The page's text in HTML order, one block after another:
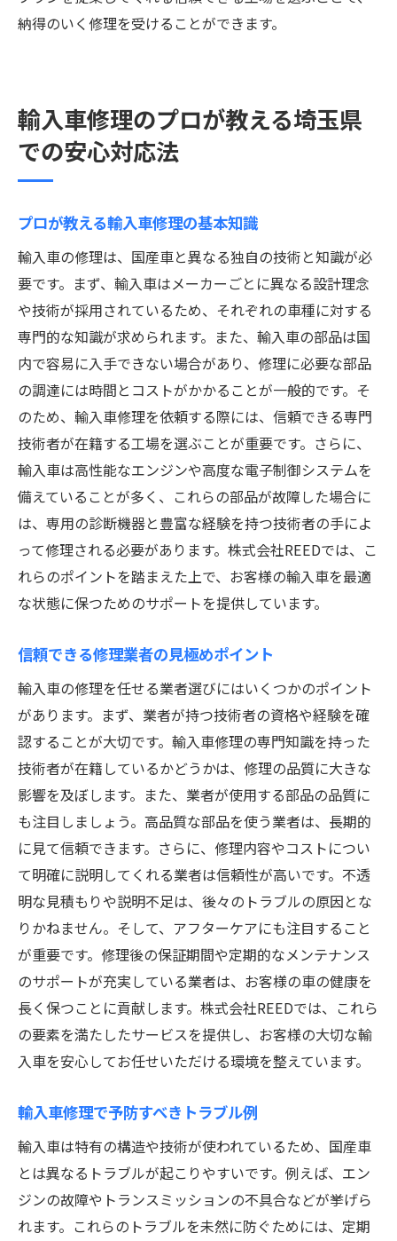
納得のいく修理を受けることができます。
輸入車修理のプロが教える埼玉県
での安心対応法
プロが教える輸入車修理の基本知識
輸入車の修理は、国産車と異なる独自の技術と知識が必
要です。まず、輸入車はメーカーごとに異なる設計理念
や技術が採用されているため、それぞれの車種に対する
専門的な知識が求められます。また、輸入車の部品は国
内で容易に入手できない場合があり、修理に必要な部品
の調達には時間とコストがかかることが一般的です。そ
のため、輸入車修理を依頼する際には、信頼できる専門
技術者が在籍する工場を選ぶことが重要です。さらに、
輸入車は高性能なエンジンや高度な電子制御システムを
備えていることが多く、これらの部品が故障した場合に
は、専用の診断機器と豊富な経験を持つ技術者の手によ
って修理される必要があります。株式会社REEDでは、こ
れらのポイントを踏まえた上で、お客様の輸入車を最適
な状態に保つためのサポートを提供しています。
信頼できる修理業者の見極めポイント
輸入車の修理を任せる業者選びにはいくつかのポイント
があります。まず、業者が持つ技術者の資格や経験を確
認することが大切です。輸入車修理の専門知識を持った
技術者が在籍しているかどうかは、修理の品質に大きな
影響を及ぼします。また、業者が使用する部品の品質に
も注目しましょう。高品質な部品を使う業者は、長期的
に見て信頼できます。さらに、修理内容やコストについ
て明確に説明してくれる業者は信頼性が高いです。不透
明な見積もりや説明不足は、後々のトラブルの原因とな
りかねません。そして、アフターケアにも注目すること
が重要です。修理後の保証期間や定期的なメンテナンス
のサポートが充実している業者は、お客様の車の健康を
長く保つことに貢献します。株式会社REEDでは、これら
の要素を満たしたサービスを提供し、お客様の大切な輸
入車を安心してお任せいただける環境を整えています。
輸入車修理で予防すべきトラブル例
輸入車は特有の構造や技術が使われているため、国産車
とは異なるトラブルが起こりやすいです。例えば、エン
ジンの故障やトランスミッションの不具合などが挙げら
れます。これらのトラブルを未然に防ぐためには、定期